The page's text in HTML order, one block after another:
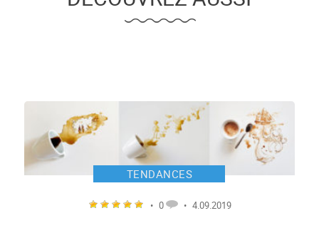
TENDANCES
• 0 • 4.09.2019